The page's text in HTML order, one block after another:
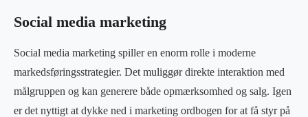
Social media marketing
Social media marketing spiller en enorm rolle i moderne
markedsføringsstrategier. Det muliggør direkte interaktion med
målgruppen og kan generere både opmærksomhed og salg. Igen
er det nyttigt at dykke ned i marketing ordbogen for at få styr på